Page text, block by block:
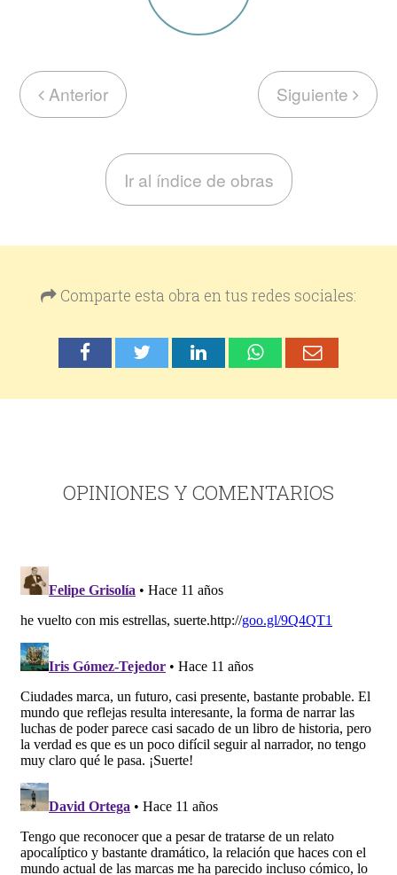
Anterior Siguiente
Ir al índice de obras
Comparte esta obra en tus redes sociales:
OPINIONES Y COMENTARIOS